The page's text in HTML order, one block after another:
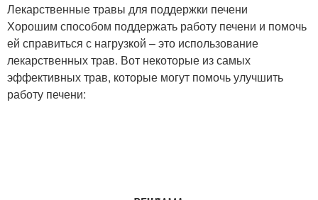
Лекарственные травы для поддержки печени
Хорошим способом поддержать работу печени и помочь
ей справиться с нагрузкой – это использование
лекарственных трав. Вот некоторые из самых
эффективных трав, которые могут помочь улучшить
работу печени: